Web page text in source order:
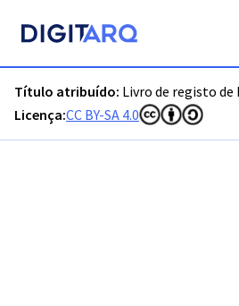
Título atribuído: Livro de registo
Licença:CC BY-SA 4.0